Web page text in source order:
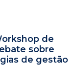
de
sobre
de gestão